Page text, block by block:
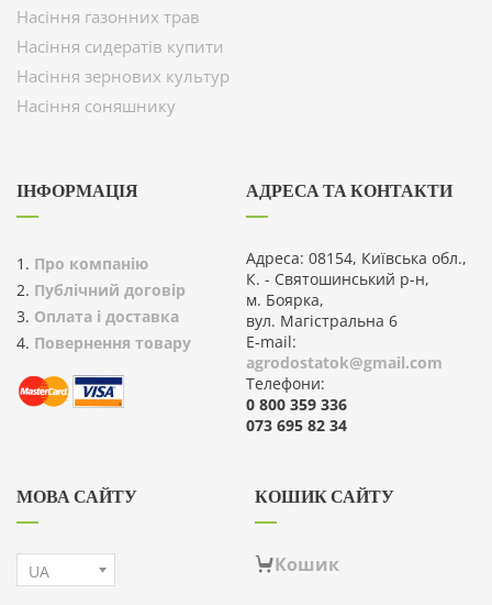
Насіння газонних трав
Насіння сидератів купити
Насіння зернових культур
Насіння соняшнику
ІНФОРМАЦІЯ
Про компанію
Публічний договір
Оплата і доставка
Повернення товару
АДРЕСА ТА КОНТАКТИ
Адреса: 08154, Київська обл.,
К. - Святошинський р-н,
м. Боярка,
вул. Магістральна 6
E-mail:
agrodostatok@gmail.com
Телефони:
0 800 359 336
073 695 82 34
МОВА САЙТУ КОШИК САЙТУ
Кошик